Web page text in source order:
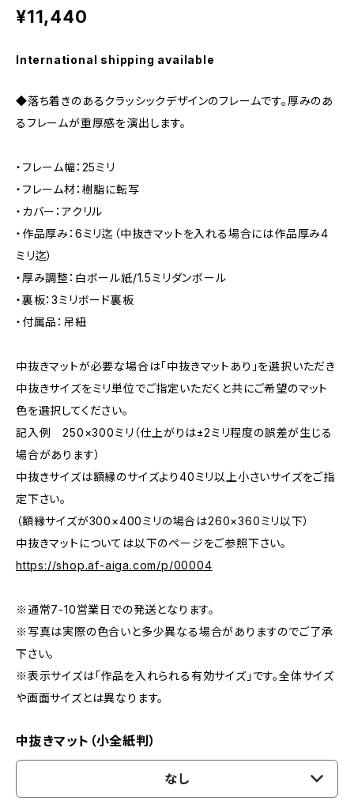
¥11,440
International shipping available
◆落ち着きのあるクラッシックデザインのフレームです。厚みのあ
るフレームが重厚感を演出します。
・フレーム幅：25ミリ
・フレーム材：樹脂に転写
・カバー：アクリル
・作品厚み：6ミリ迄（中抜きマットを入れる場合には作品厚み4
ミリ迄）
・厚み調整：白ボール紙/1.5ミリダンボール
・裏板：3ミリボード裏板
・付属品：吊紐
中抜きマットが必要な場合は「中抜きマットあり」を選択いただき
中抜きサイズをミリ単位でご指定いただくと共にご希望のマット
色を選択してください。
記入例 250×300ミリ（仕上がりは±2ミリ程度の誤差が生じる
場合があります）
中抜きサイズは額縁のサイズより40ミリ以上小さいサイズをご指
定下さい。
（額縁サイズが300×400ミリの場合は260×360ミリ以下）
中抜きマットについては以下のページをご参照下さい。
https://shop.af-aiga.com/p/00004
※通常7-10営業日での発送となります。
※写真は実際の色合いと多少異なる場合がありますのでご了承
下さい。
※表示サイズは「作品を入れられる有効サイズ」です。全体サイズ
や画面サイズとは異なります。
中抜きマット（小全紙判）
なし